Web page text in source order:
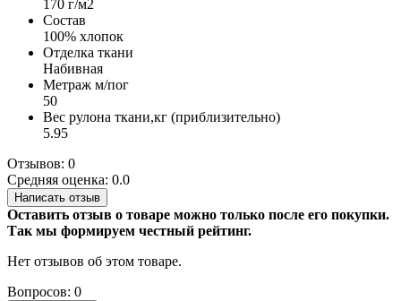
170 г/м2
Состав
100% хлопок
Отделка ткани
Набивная
Метраж м/пог
50
Вес рулона ткани,кг (приблизительно)
5.95
Отзывов: 0
Средняя оценка: 0.0
Написать отзыв
Оставить отзыв о товаре можно только после его покупки.
Так мы формируем честный рейтинг.
Нет отзывов об этом товаре.
Вопросов: 0